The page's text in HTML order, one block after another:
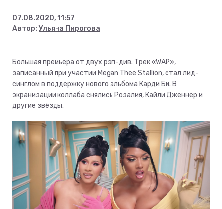
07.08.2020, 11:57
Автор:Ульяна Пирогова
Большая премьера от двух рэп-див. Трек «WAP»,
записанный при участии Megan Thee Stallion, стал лид-
синглом в поддержку нового альбома Карди Би. В
экранизации коллаба снялись Розалия, Кайли Дженнер и
другие звёзды.